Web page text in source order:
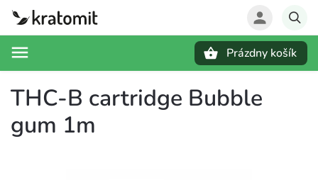
Prázdny košík
THC-B cartridge Bubble
gum 1m